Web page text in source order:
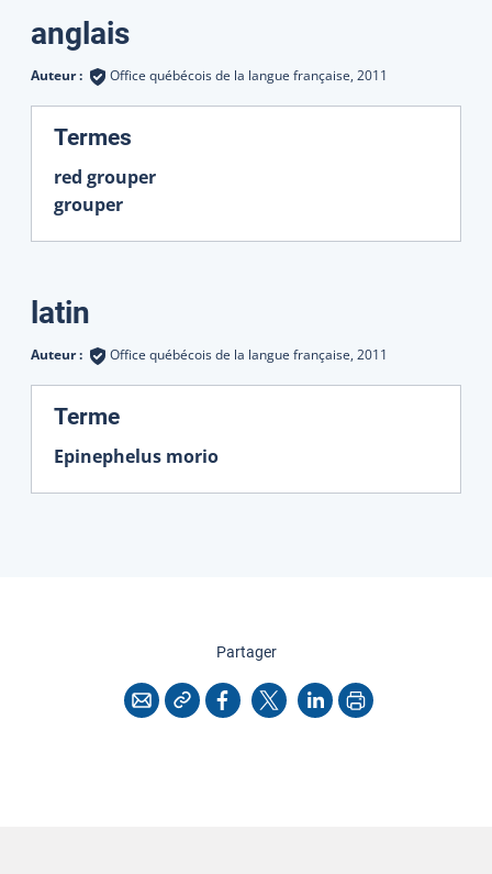
Traductions
anglais
Auteur : Office québécois de la langue française, 2011
Termes
red grouper
grouper
latin
Auteur : Office québécois de la langue française, 2011
Terme:
Epinephelus morio
Partagercette page
CourrielCopier l'adresse
Facebook
X LinkedInImprimer